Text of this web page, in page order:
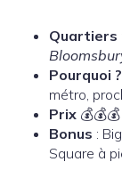
Quartiers
Pourquoi ?
métro,
Prix
Bonus :
Square à